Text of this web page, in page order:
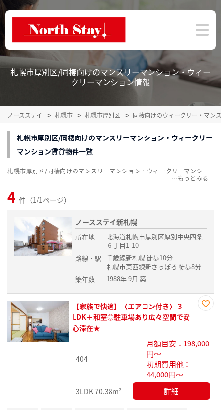
札幌市厚別区/同棲向けのマンスリーマンション・ウィー
クリーマンション情報
ノースステイ 札幌市 札幌市厚別区 同棲向けのウィークリー・マン
札幌市厚別区/同棲向けのマンスリーマンション・ウィークリー
マンション賃貸物件一覧
4 件（1/1ページ）
ノースステイ新札幌
所在地
北海道札幌市厚別区厚別中央四条
６丁目1-10
路線・駅
千歳線新札幌 徒歩10分
札幌市東西線新さっぽろ 徒歩8分
築年数
1988年 9月 築
録
【家族で快適】〈エアコン付き〉３
LDK＋和室◎駐車場あり広々空間で安
心滞在★
404
月額目安：198,000
円～
初期費用他：
44,000円～
3LDK70.38m² 詳細
札幌市厚別区/同棲向けのマンスリーマンション・ウィークリーマンション賃貸物件一覧を掲載中。敷金・礼金無料、家具・家電付をご紹介。こだわり条件での絞込みも簡単！
…